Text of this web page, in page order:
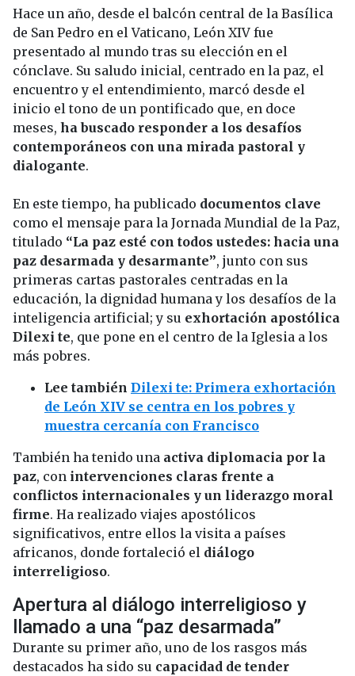
Hace un año, desde el balcón central de la Basílica
de San Pedro en el Vaticano, León XIV fue
presentado al mundo tras su elección en el
cónclave. Su saludo inicial, centrado en la paz, el
encuentro y el entendimiento, marcó desde el
inicio el tono de un pontificado que, en doce
meses, ha buscado responder a los desafíos
contemporáneos con una mirada pastoral y
dialogante.
En este tiempo, ha publicado documentos clave
como el mensaje para la Jornada Mundial de la Paz,
titulado “La paz esté con todos ustedes: hacia una
paz desarmada y desarmante”, junto con sus
primeras cartas pastorales centradas en la
educación, la dignidad humana y los desafíos de la
inteligencia artificial; y su exhortación apostólica
Dilexi te, que pone en el centro de la Iglesia a los
más pobres.
Lee también Dilexi te: Primera exhortación
de León XIV se centra en los pobres y
muestra cercanía con Francisco
También ha tenido una activa diplomacia por la
paz, con intervenciones claras frente a
conflictos internacionales y un liderazgo moral
firme. Ha realizado viajes apostólicos
significativos, entre ellos la visita a países
africanos, donde fortaleció el diálogo
interreligioso.
Apertura al diálogo interreligioso y
llamado a una “paz desarmada”
Durante su primer año, uno de los rasgos más
destacados ha sido su capacidad de tender